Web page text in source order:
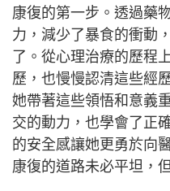
康復的第一步。透過藥
力，減少了暴食的衝動
了。從心理治療的歷程
歷，也慢慢認清這些經
她帶著這些領悟和意義
交的動力，也學會了正
的安全感讓她更勇於向
康復的道路未必平坦，